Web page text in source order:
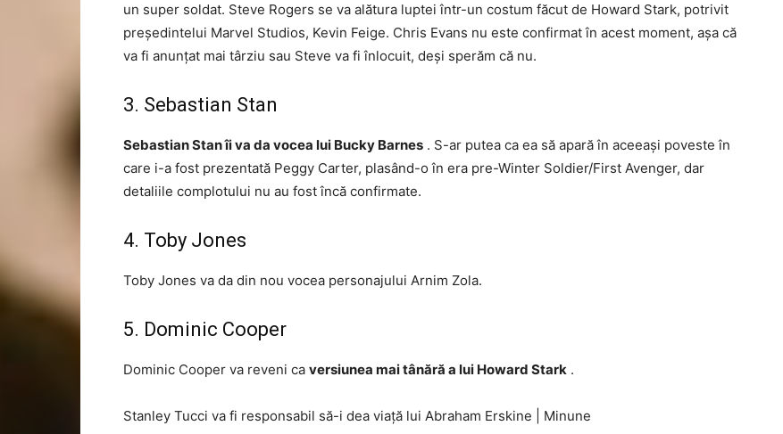
un super soldat. Steve Rogers se va alătura luptei într-un costum făcut de Howard Stark, potrivit
președintelui Marvel Studios, Kevin Feige. Chris Evans nu este confirmat în acest moment, așa că
va fi anunțat mai târziu sau Steve va fi înlocuit, deși sperăm că nu.
3. Sebastian Stan
Sebastian Stan îi va da vocea lui Bucky Barnes . S-ar putea ca ea să apară în aceeași poveste în
care i-a fost prezentată Peggy Carter, plasând-o în era pre-Winter Soldier/First Avenger, dar
detaliile complotului nu au fost încă confirmate.
4. Toby Jones
Toby Jones va da din nou vocea personajului Arnim Zola.
5. Dominic Cooper
Dominic Cooper va reveni ca versiunea mai tânără a lui Howard Stark .
Stanley Tucci va fi responsabil să-i dea viață lui Abraham Erskine Minune